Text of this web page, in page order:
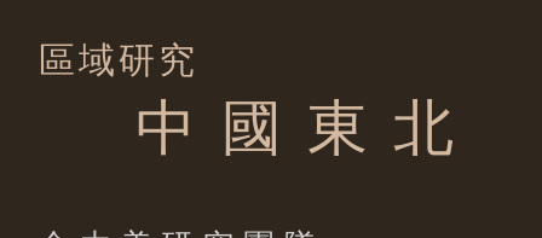
區域研究
中 國 東 北